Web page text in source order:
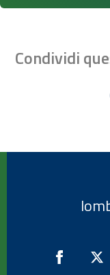
Condividi